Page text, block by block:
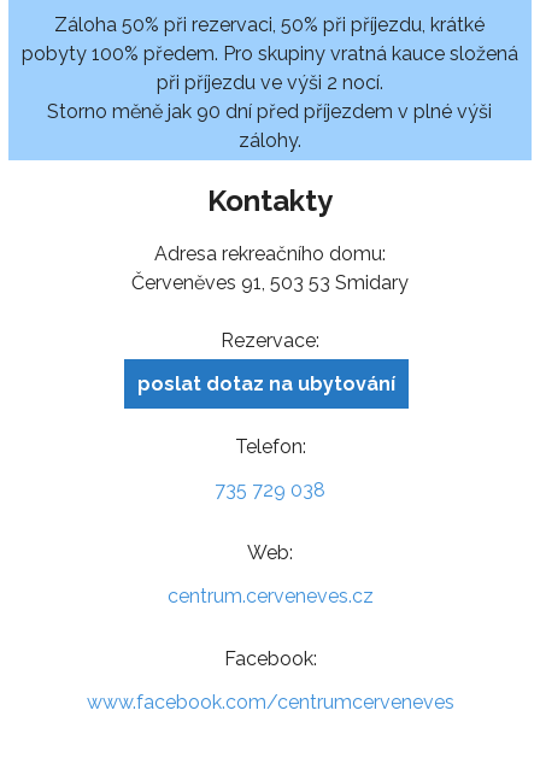
Záloha 50% při rezervaci, 50% při příjezdu, krátké
pobyty 100% předem. Pro skupiny vratná kauce složená
při příjezdu ve výši 2 nocí.
Storno měně jak 90 dní před příjezdem v plné výši
zálohy.
Kontakty
Adresa rekreačního domu:
Červeněves 91, 503 53 Smidary
Rezervace:
poslat dotaz na ubytování
Telefon:
735 729 038
Web:
centrum.cerveneves.cz
Facebook:
www.facebook.com/centrumcerveneves